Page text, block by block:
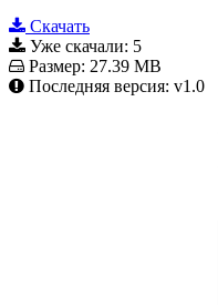
Скачать
Уже скачали: 5
Размер: 27.39 MB
Последняя версия: v1.0